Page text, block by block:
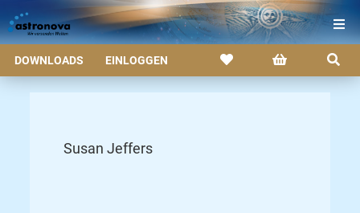
DOWNLOADS EINLOGGEN
Susan Jeffers